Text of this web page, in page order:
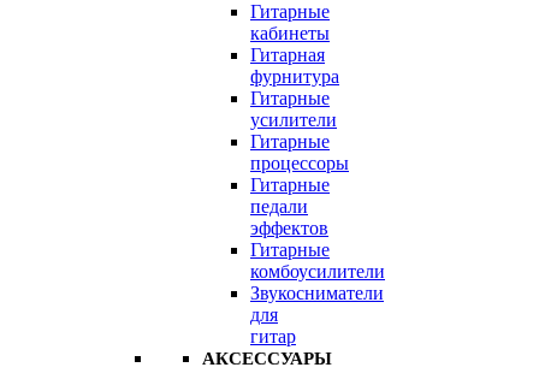
Гитарные
кабинеты
Гитарная
фурнитура
Гитарные
усилители
Гитарные
процессоры
Гитарные
педали
эффектов
Гитарные
комбоусилители
Звукосниматели
для
гитар
АКСЕССУАРЫ